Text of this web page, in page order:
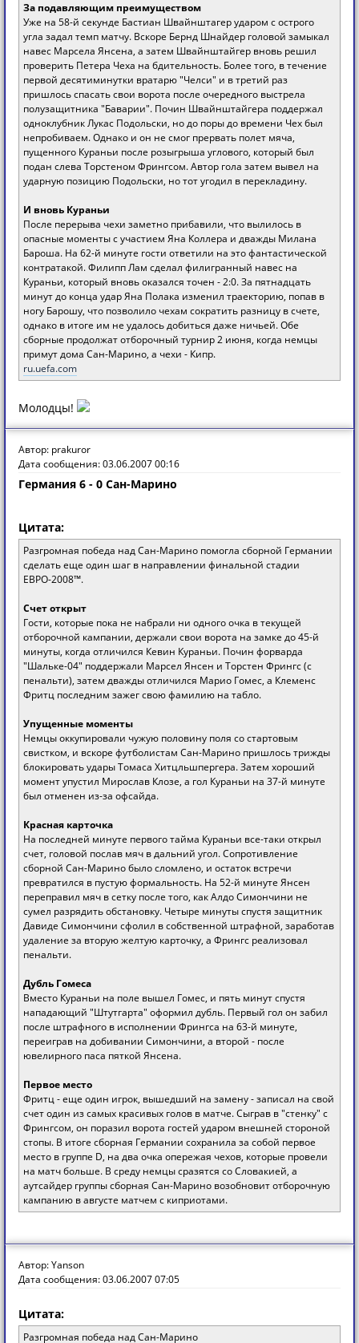
За подавляющим преимуществом
Уже на 58-й секунде Бастиан Швайнштагер ударом с острого
угла задал темп матчу. Вскоре Бернд Шнайдер головой замыкал
навес Марсела Янсена, а затем Швайнштайгер вновь решил
проверить Петера Чеха на бдительность. Более того, в течение
первой десятиминутки вратарю "Челси" и в третий раз
пришлось спасать свои ворота после очередного выстрела
полузащитника "Баварии". Почин Швайнштайгера поддержал
одноклубник Лукас Подольски, но до поры до времени Чех был
непробиваем. Однако и он не смог прервать полет мяча,
пущенного Кураньи после розыгрыша углового, который был
подан слева Торстеном Фрингсом. Автор гола затем вывел на
ударную позицию Подольски, но тот угодил в перекладину.
И вновь Кураньи
После перерыва чехи заметно прибавили, что вылилось в
опасные моменты с участием Яна Коллера и дважды Милана
Бароша. На 62-й минуте гости ответили на это фантастической
контратакой. Филипп Лам сделал филигранный навес на
Кураньи, который вновь оказался точен - 2:0. За пятнадцать
минут до конца удар Яна Полака изменил траекторию, попав в
ногу Барошу, что позволило чехам сократить разницу в счете,
однако в итоге им не удалось добиться даже ничьей. Обе
сборные продолжат отборочный турнир 2 июня, когда немцы
примут дома Сан-Марино, а чехи - Кипр.
ru.uefa.com
Молодцы!
Автор: prakuror
Дата сообщения: 03.06.2007 00:16
Германия 6 - 0 Сан-Марино
Цитата:
Разгромная победа над Сан-Марино помогла сборной Германии
сделать еще один шаг в направлении финальной стадии
ЕВРО-2008™.
Счет открыт
Гости, которые пока не набрали ни одного очка в текущей
отборочной кампании, держали свои ворота на замке до 45-й
минуты, когда отличился Кевин Кураньи. Почин форварда
"Шальке-04" поддержали Марсел Янсен и Торстен Фрингс (с
пенальти), затем дважды отличился Марио Гомес, а Клеменс
Фритц последним зажег свою фамилию на табло.
Упущенные моменты
Немцы оккупировали чужую половину поля со стартовым
свистком, и вскоре футболистам Сан-Марино пришлось трижды
блокировать удары Томаса Хитцльшпергера. Затем хороший
момент упустил Мирослав Клозе, а гол Кураньи на 37-й минуте
был отменен из-за офсайда.
Красная карточка
На последней минуте первого тайма Кураньи все-таки открыл
счет, головой послав мяч в дальний угол. Сопротивление
сборной Сан-Марино было сломлено, и остаток встречи
превратился в пустую формальность. На 52-й минуте Янсен
переправил мяч в сетку после того, как Алдо Симончини не
сумел разрядить обстановку. Четыре минуты спустя защитник
Давиде Симончини сфолил в собственной штрафной, заработав
удаление за вторую желтую карточку, а Фрингс реализовал
пенальти.
Дубль Гомеса
Вместо Кураньи на поле вышел Гомес, и пять минут спустя
нападающий "Штутгарта" оформил дубль. Первый гол он забил
после штрафного в исполнении Фрингса на 63-й минуте,
переиграв на добивании Симончини, а второй - после
ювелирного паса пяткой Янсена.
Первое место
Фритц - еще один игрок, вышедший на замену - записал на свой
счет один из самых красивых голов в матче. Сыграв в "стенку" с
Фрингсом, он поразил ворота гостей ударом внешней стороной
стопы. В итоге сборная Германии сохранила за собой первое
место в группе D, на два очка опережая чехов, которые провели
на матч больше. В среду немцы сразятся со Словакией, а
аутсайдер группы сборная Сан-Марино возобновит отборочную
кампанию в августе матчем с киприотами.
Автор: Yanson
Дата сообщения: 03.06.2007 07:05
Цитата:
Разгромная победа над Сан-Марино